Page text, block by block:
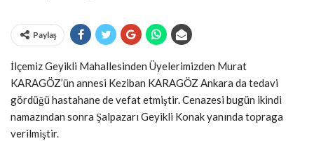
Paylaş
İlçemiz Geyikli Mahallesinden Üyelerimizden Murat
KARAGÖZ’ün annesi Keziban KARAGÖZ Ankara da tedavi
gördüğü hastahane de vefat etmiştir. Cenazesi bugün ikindi
namazından sonra Şalpazarı Geyikli Konak yanında topraga
verilmiştir.